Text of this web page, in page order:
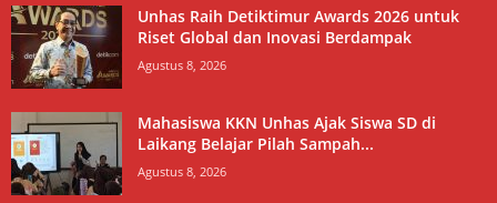
Unhas Raih Detiktimur Awards 2026 untuk
Riset Global dan Inovasi Berdampak
Agustus 8, 2026
Mahasiswa KKN Unhas Ajak Siswa SD di
Laikang Belajar Pilah Sampah...
Agustus 8, 2026